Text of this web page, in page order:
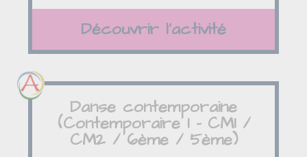
Découvrir l'activité
Danse contemporaine
(Contemporaire 1 - CM1 /
CM2 / 6ème / 5ème)